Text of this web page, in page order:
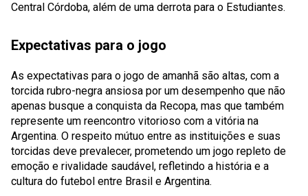
Central Córdoba, além de uma derrota para o Estudiantes.
Expectativas para o jogo
As expectativas para o jogo de amanhã são altas, com a
torcida rubro-negra ansiosa por um desempenho que não
apenas busque a conquista da Recopa, mas que também
represente um reencontro vitorioso com a vitória na
Argentina. O respeito mútuo entre as instituições e suas
torcidas deve prevalecer, prometendo um jogo repleto de
emoção e rivalidade saudável, refletindo a história e a
cultura do futebol entre Brasil e Argentina.